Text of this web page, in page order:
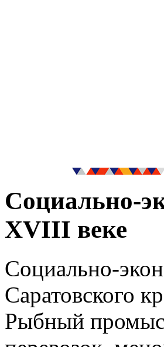
Социально-
XVIII веке
Социально-
Саратовского
Рыбный